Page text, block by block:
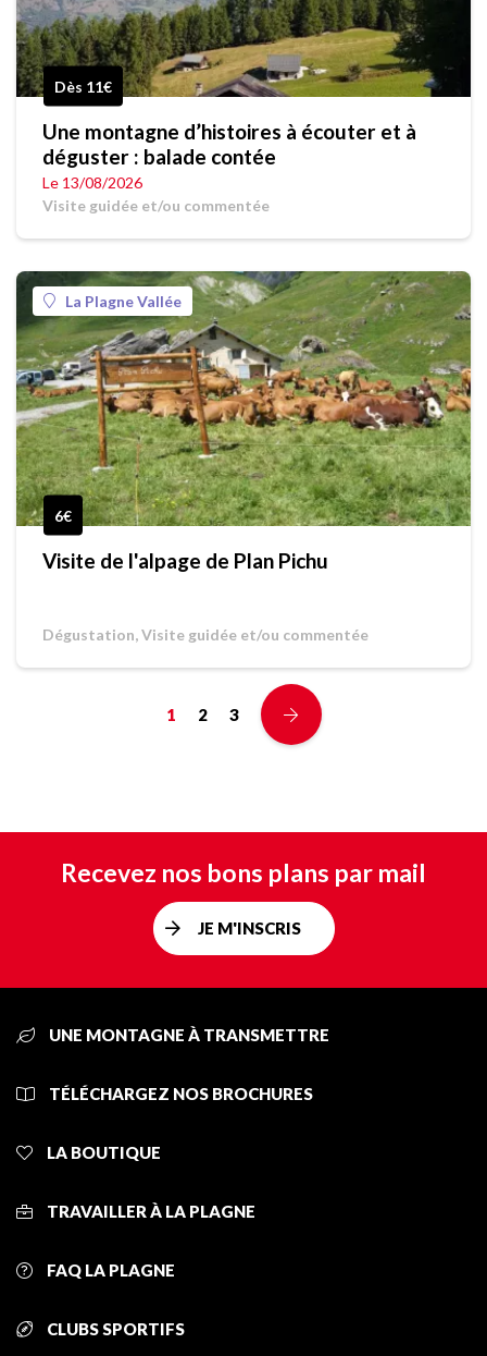
Dès 11€
Une montagne d’histoires à écouter et à
déguster : balade contée
Le 13/08/2026
Visite guidée et/ou commentée
La Plagne Vallée
6€
Visite de l'alpage de Plan Pichu
Dégustation, Visite guidée et/ou commentée
1 2 3
Recevez nos bons plans par mail
JE M'INSCRIS
UNE MONTAGNE À TRANSMETTRE
TÉLÉCHARGEZ NOS BROCHURES
LA BOUTIQUE
TRAVAILLER À LA PLAGNE
FAQ LA PLAGNE
CLUBS SPORTIFS